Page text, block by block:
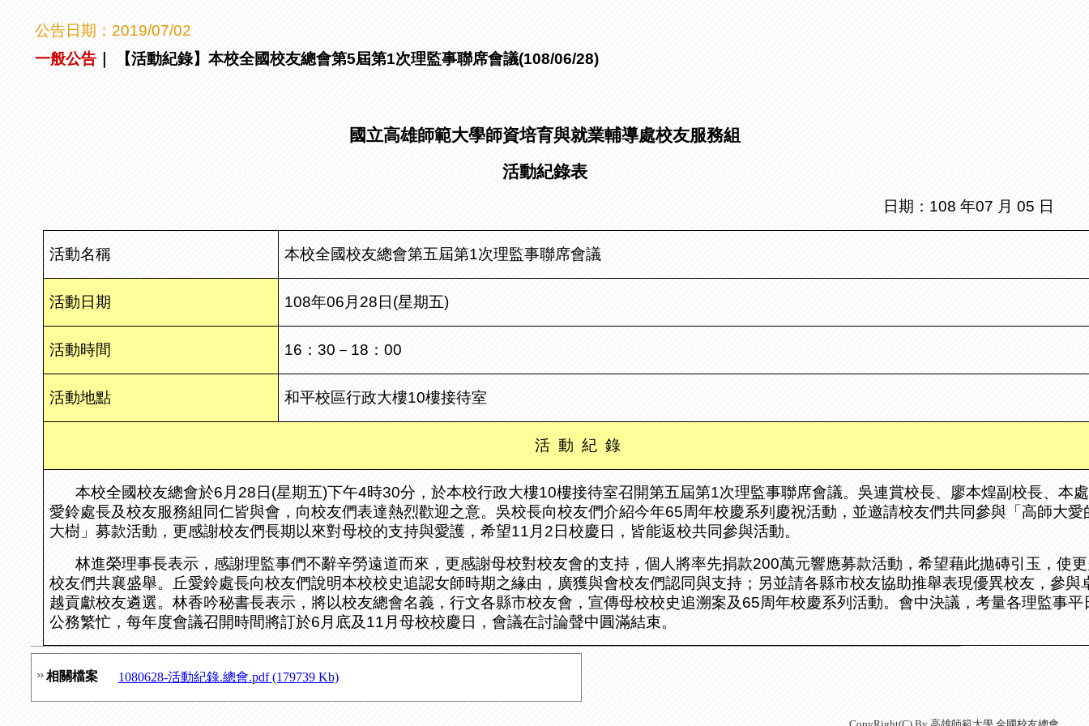
公告日期： 2019/07/02
一般公告
【活動紀錄】本校全國校友總會第5屆第1次理監事聯席會議(108/06/28)
國立高雄師範大學師資培育與就業輔導處校友服務組
活動紀錄表
日期： 108 年07 月 05 日
活動名稱 本校全國校友總會第五屆第1次理監事聯席會議
活動日期 108年06 月 28 日 (星期五)
活動時間 16 ： 30 － 18 ： 00
活動地點 和平校區行政大樓10樓接待室
活 動 紀 錄
本校全國校友總會於6 月 28 日 (星期五)下午4時30分，於本校行政大樓10樓接待室召開第五屆第1次理監事聯席會議。吳連賞校長、廖本煌副校長、本
愛鈴處長及校友服務組同仁皆與會，向校友們表達熱烈歡迎之意。吳校長向校友們介紹今年65周年校慶系列慶祝活動，並邀請校友們共同參與「高師大愛
大樹」募款活動，更感謝校友們長期以來對母校的支持與愛護，希望11 月 2 日校慶日，皆能返校共同參與活動。
林進榮理事長表示，感謝理監事們不辭辛勞遠道而來，更感謝母校對校友會的支持，個人將率先捐款200萬元響應募款活動，希望藉此拋磚引玉，使
校友們共襄盛舉。丘愛鈴處長向校友們說明本校校史追認女師時期之緣由，廣獲與會校友們認同與支持；另並請各縣市校友協助推舉表現優異校友，參與
越貢獻校友遴選。林香吟秘書長表示，將以校友總會名義，行文各縣市校友會，宣傳母校校史追溯案及65周年校慶系列活動。會中決議，考量各理監事平
公務繁忙，每年度會議召開時間將訂於6 月底及11 月母校校慶日，會議在討論聲中圓滿結束。
相關檔案 1080628-活動紀錄.總會.pdf (179739 Kb)